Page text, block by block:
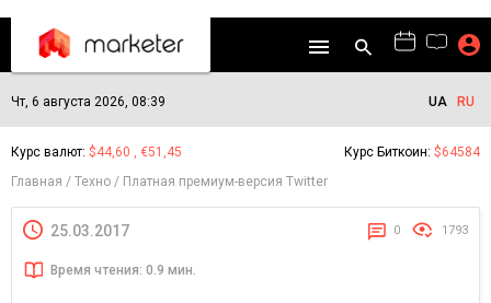
Чт, 6 августа 2026, 08:39 UA RU
Курс валют: $44,60 , €51,45 Курс Биткоин: $64584
Главная
Техно Платная премиум-версия Twitter
25.03.2017 0 1793
Время чтения: 0.9 мин.